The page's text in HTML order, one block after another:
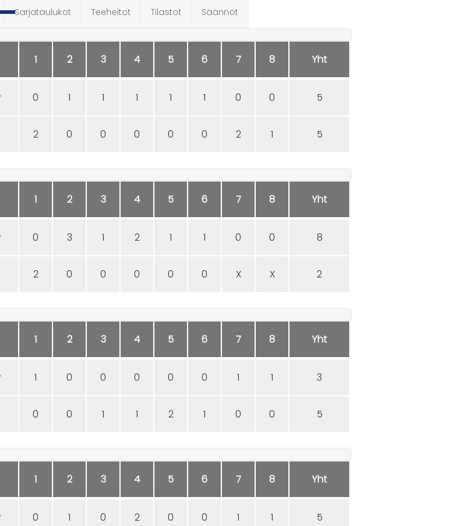
Sarjataulukot Teeheitot Tilastot Säännöt
1 2 3 4 5 6 7 8 Yht
0 1 1 1 1 1 0 0 5
2 0 0 0 0 0 2 1 5
1 2 3 4 5 6 7 8 Yht
0 3 1 2 1 1 0 0 8
2 0 0 0 0 0 X X 2
1 2 3 4 5 6 7 8 Yht
1 0 0 0 0 0 1 1 3
0 0 1 1 2 1 0 0 5
1 2 3 4 5 6 7 8 Yht
0 1 0 2 0 0 1 1 5